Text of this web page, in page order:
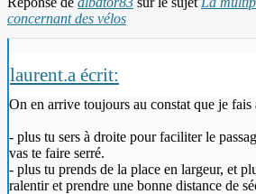
concernant des vélos
laurent.a écrit:
On en arrive toujours au constat que je fais
- plus tu sers à droite pour faciliter le
vas te faire serré.
- plus tu prends de la place en largeur, et
ralentir et prendre une bonne distance de